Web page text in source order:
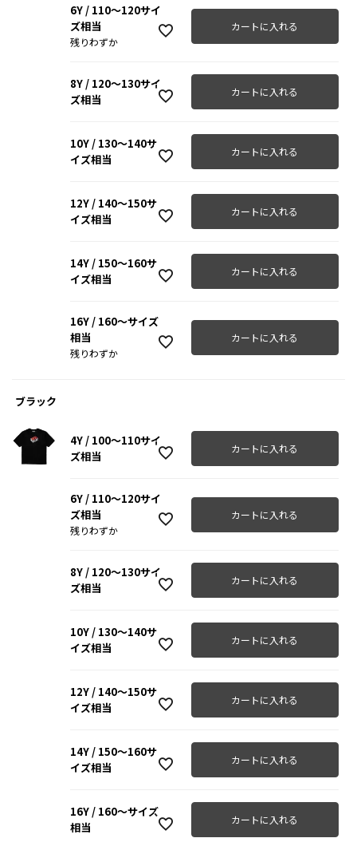
6Y / 110～120サイ
ズ相当
残りわずか
カートに入れる
8Y / 120～130サイ
ズ相当
カートに入れる
10Y / 130～140サ
イズ相当
カートに入れる
12Y / 140～150サ
イズ相当
カートに入れる
14Y / 150～160サ
イズ相当
カートに入れる
16Y / 160～サイズ
相当
残りわずか
カートに入れる
ブラック
4Y / 100～110サイ
ズ相当
カートに入れる
6Y / 110～120サイ
ズ相当
残りわずか
カートに入れる
8Y / 120～130サイ
ズ相当
カートに入れる
10Y / 130～140サ
イズ相当
カートに入れる
12Y / 140～150サ
イズ相当
カートに入れる
14Y / 150～160サ
イズ相当
カートに入れる
16Y / 160～サイズ
相当
カートに入れる